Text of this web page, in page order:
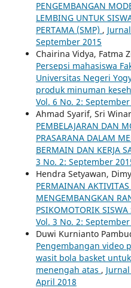
PENGEMBANGAN
LEMBING UNTUK
PERTAMA (SMP) ,
September 2015
Chairina Vidya, Fatma
Persepsi mahasiswa
Universitas Negeri
produk minuman
Vol. 6 No. 2:
Ahmad Syarif, Sri
PEMBELAJARAN DAN
PRASARANA DALAM
BERMAIN DAN KERJA
3 No. 2: September
Hendra Setyawan,
PERMAINAN
MENGEMBANGKAN
PSIKOMOTORIK SISWA
Vol. 3 No. 2:
Duwi Kurnianto
Pengembangan video
wasit bola basket
menengah atas ,
April 2018